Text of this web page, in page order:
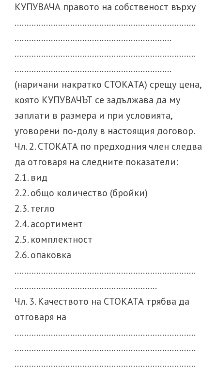
КУПУВАЧА правото на собственост върху
…………………………………………………………………
………………………………………………………..
…………………………………………………………………
………………………………………………………..
(наричани накратко СТОКАТА) срещу цена,
която КУПУВАЧЪТ се задължава да му
заплати в размера и при условията,
уговорени по-долу в настоящия договор.
Чл. 2. СТОКАТА по предходния член следва
да отговаря на следните показатели:
2.1. вид
2.2. общо количество (бройки)
2.3. тегло
2.4. асортимент
2.5. комплектност
2.6. опаковка
…………………………………………………………………
…………………………………………………..
Чл. 3. Качеството на СТОКАТА трябва да
отговаря на
…………………………………………………………………
…………………………………………………………………
…………………………………………………………………